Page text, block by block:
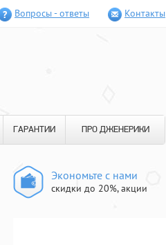
Вопросы - ответы Контакты
ГАРАНТИИ ПРО ДЖЕНЕРИКИ
Экономьте с нами
скидки до 20%, акции